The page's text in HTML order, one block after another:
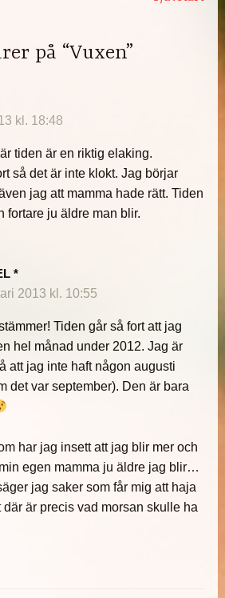
på “Vuxen”
kl. 18:48
tiden är en riktig elaking.
så det är inte klokt. Jag börjar
jag att mamma hade rätt. Tiden
fortare ju äldre man blir.
*
2013 kl. 10:55
Tiden går så fort att jag
hel månad under 2012. Jag är
att jag inte haft någon augusti
det var september). Den är bara
har jag insett att jag blir mer och
egen mamma ju äldre jag blir…
jag saker som får mig att haja
där är precis vad morsan skulle ha